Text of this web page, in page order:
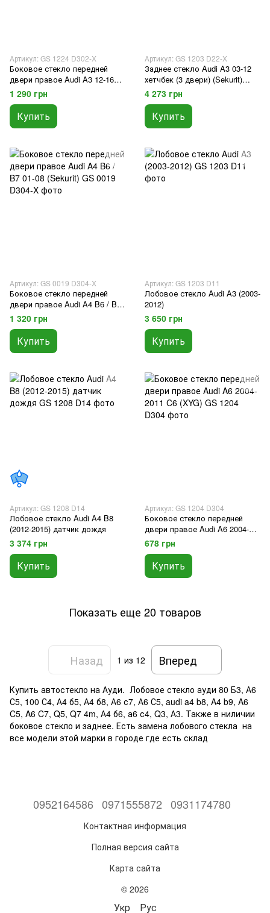
Артикул: GS 1224 D302-X
Боковое стекло передней
двери правое Audi A3 12-16
хетчбек 5d (Sekurit)
1 290 грн
Купить
Артикул: GS 1203 D22-X
Заднее стекло Audi A3 03-12
хетчбек (3 двери) (Sekurit)
обогрев, антенна, под gps
4 273 грн
Купить
Артикул: GS 0019 D304-X
Боковое стекло передней
двери правое Audi A4 B6 / B7
01-08 (Sekurit)
1 320 грн
Купить
Артикул: GS 1203 D11
Лобовое стекло Audi A3 (2003-
2012)
3 650 грн
Купить
Артикул: GS 1208 D14
Лобовое стекло Audi A4 B8
(2012-2015) датчик дождя
3 374 грн
Купить
Артикул: GS 1204 D304
Боковое стекло передней
двери правое Audi A6 2004-
2011 C6 (XYG)
678 грн
Купить
Показать еще 20 товаров
Назад 1 из 12 Вперед
Купить автостекло на Ауди. Лобовое стекло ауди 80 Б3, А6
С5, 100 С4, А4 б5, А4 б8, А6 с7, А6 С5, audi a4 b8, A4 b9, A6
C5, A6 C7, Q5, Q7 4m, А4 б6, а6 с4, Q3, А3. Также в ниличии
боковое стекло и заднее. Есть замена лобового стекла на
все модели этой марки в городе где есть склад
0952164586 0971555872 0931174780
Контактная информация
Полная версия сайта
Карта сайта
© 2026
Укр Рус